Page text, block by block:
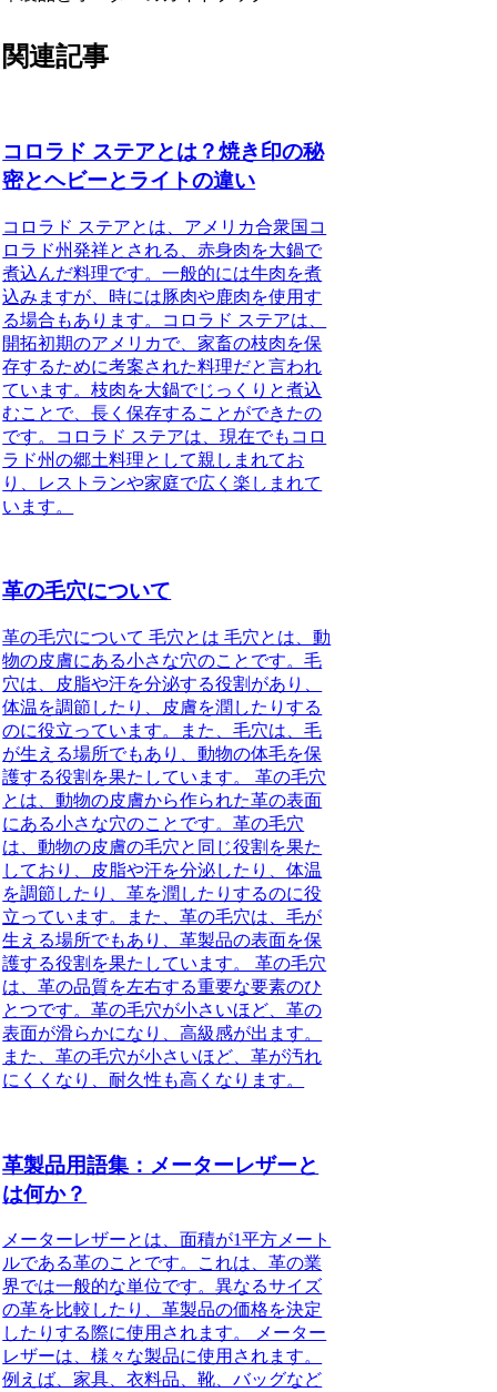
関連記事
コロラド ステアとは？焼き印の秘
密とヘビーとライトの違い
コロラド ステアとは、アメリカ合衆国コ
ロラド州発祥とされる、赤身肉を大鍋で
煮込んだ料理です。一般的には牛肉を煮
込みますが、時には豚肉や鹿肉を使用す
る場合もあります。コロラド ステアは、
開拓初期のアメリカで、家畜の枝肉を保
存するために考案された料理だと言われ
ています。枝肉を大鍋でじっくりと煮込
むことで、長く保存することができたの
です。コロラド ステアは、現在でもコロ
ラド州の郷土料理として親しまれてお
り、レストランや家庭で広く楽しまれて
います。
革の毛穴について
革の毛穴について 毛穴とは 毛穴とは、動
物の皮膚にある小さな穴のことです。毛
穴は、皮脂や汗を分泌する役割があり、
体温を調節したり、皮膚を潤したりする
のに役立っています。また、毛穴は、毛
が生える場所でもあり、動物の体毛を保
護する役割を果たしています。 革の毛穴
とは、動物の皮膚から作られた革の表面
にある小さな穴のことです。革の毛穴
は、動物の皮膚の毛穴と同じ役割を果た
しており、皮脂や汗を分泌したり、体温
を調節したり、革を潤したりするのに役
立っています。また、革の毛穴は、毛が
生える場所でもあり、革製品の表面を保
護する役割を果たしています。 革の毛穴
は、革の品質を左右する重要な要素のひ
とつです。革の毛穴が小さいほど、革の
表面が滑らかになり、高級感が出ます。
また、革の毛穴が小さいほど、革が汚れ
にくくなり、耐久性も高くなります。
革製品用語集：メーターレザーと
は何か？
メーターレザーとは、面積が1平方メート
ルである革のことです。これは、革の業
界では一般的な単位です。異なるサイズ
の革を比較したり、革製品の価格を決定
したりする際に使用されます。 メーター
レザーは、様々な製品に使用されます。
例えば、家具、衣料品、靴、バッグなど